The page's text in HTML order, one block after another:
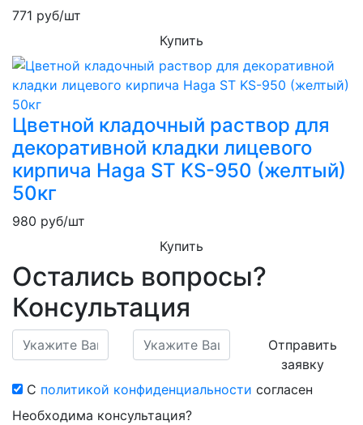
771 руб/шт
Купить
Цветной кладочный раствор для
декоративной кладки лицевого
кирпича Haga ST KS-950 (желтый)
50кг
980 руб/шт
Купить
Остались вопросы?
Консультация
Отправить
заявку
С политикой конфиденциальности согласен
Необходима консультация?